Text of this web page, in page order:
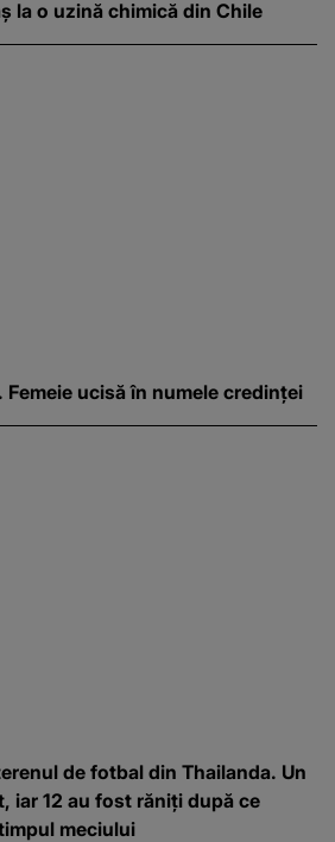
la o uzină chimică din Chile
Femeie ucisă în numele credinței
de fotbal din Thailanda. Un
iar 12 au fost răniți după ce
meciului